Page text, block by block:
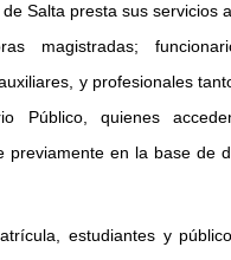
Salta presta sus servicios
magistradas;
y profesionales
Público, quienes
previamente en la base de
estudiantes y